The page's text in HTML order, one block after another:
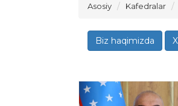
Asosiy Kafedralar
Biz haqimizda